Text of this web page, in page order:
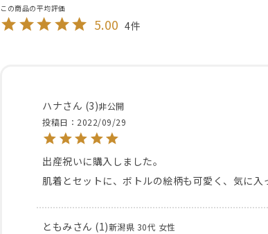
5.00 4
ハナ 3 非公開
投稿日
2022/09/29
出産祝いに購入しました。
肌着とセットに、ボトルの絵柄も可愛く、気に入
ともみ 1 新潟県 30代 女性